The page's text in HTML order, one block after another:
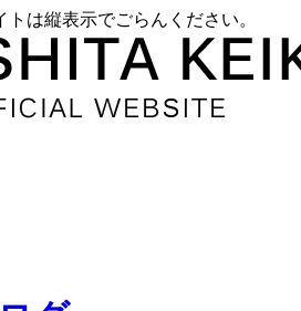
は縦表示でごらんください。